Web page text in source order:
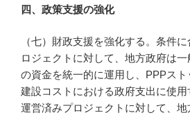
四、政策支援の強化
（七）財政支援を強化する。条件
ロジェクトに対して、地方政府は
の資金を統一的に運用し、PPPス
建設コストにおける政府支出に使用
運営済みプロジェクトに対して、